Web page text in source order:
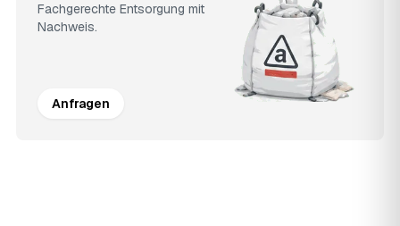
Fachgerechte Entsorgung mit
Nachweis.
Anfragen